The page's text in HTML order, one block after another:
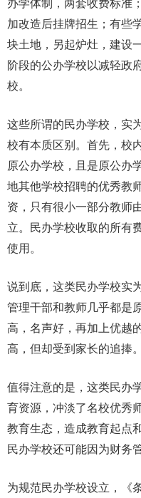
办学体制，两套收费标准
加改造后挂牌招生；有些
块土地，另起炉灶，建设
阶段的公办学校以减轻政
校。
这些所谓的民办学校，实
校有本质区别。首先，校
原公办学校，且是原公办
地其他学校招聘的优秀教
资，只有很小一部分教师
立。民办学校收取的所有
使用。
说到底，这类民办学校实
管理干部和教师几乎都是
高，名声好，再加上优越
高，但却受到家长的追捧。
值得注意的是，这类民办
育资源，冲淡了名校优秀
教育生态，造成教育起点
民办学校还可能因为财务
为规范民办学校设立，《